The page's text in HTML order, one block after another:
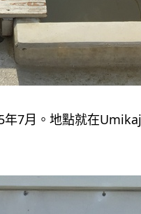
7月。地點就在